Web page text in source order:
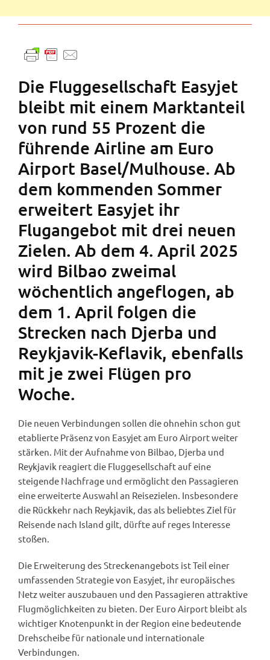
Die Fluggesellschaft Easyjet
bleibt mit einem Marktanteil
von rund 55 Prozent die
führende Airline am Euro
Airport Basel/Mulhouse. Ab
dem kommenden Sommer
erweitert Easyjet ihr
Flugangebot mit drei neuen
Zielen. Ab dem 4. April 2025
wird Bilbao zweimal
wöchentlich angeflogen, ab
dem 1. April folgen die
Strecken nach Djerba und
Reykjavik-Keflavik, ebenfalls
mit je zwei Flügen pro
Woche.
Die neuen Verbindungen sollen die ohnehin schon gut
etablierte Präsenz von Easyjet am Euro Airport weiter
stärken. Mit der Aufnahme von Bilbao, Djerba und
Reykjavik reagiert die Fluggesellschaft auf eine
steigende Nachfrage und ermöglicht den Passagieren
eine erweiterte Auswahl an Reisezielen. Insbesondere
die Rückkehr nach Reykjavik, das als beliebtes Ziel für
Reisende nach Island gilt, dürfte auf reges Interesse
stoßen.
Die Erweiterung des Streckenangebots ist Teil einer
umfassenden Strategie von Easyjet, ihr europäisches
Netz weiter auszubauen und den Passagieren attraktive
Flugmöglichkeiten zu bieten. Der Euro Airport bleibt als
wichtiger Knotenpunkt in der Region eine bedeutende
Drehscheibe für nationale und internationale
Verbindungen.